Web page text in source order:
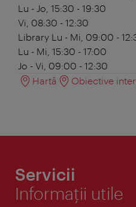
Lu - Jo, 15:30 - 19:30
Vi, 08:30 - 12:30
Library Lu - Mi, 09:00 -
Lu - Mi, 15:30 - 17:00
Jo - Vi, 09:00 - 12:30
Hartă
Obiective
Servicii
Informaţii utile